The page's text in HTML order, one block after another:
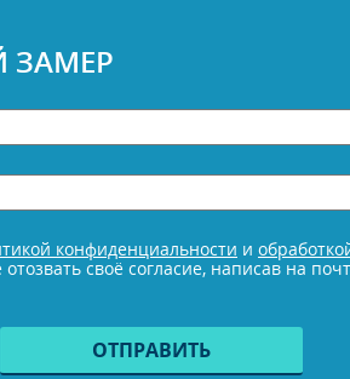
ЗАМЕР
конфиденциальности и
своё согласие, написав на